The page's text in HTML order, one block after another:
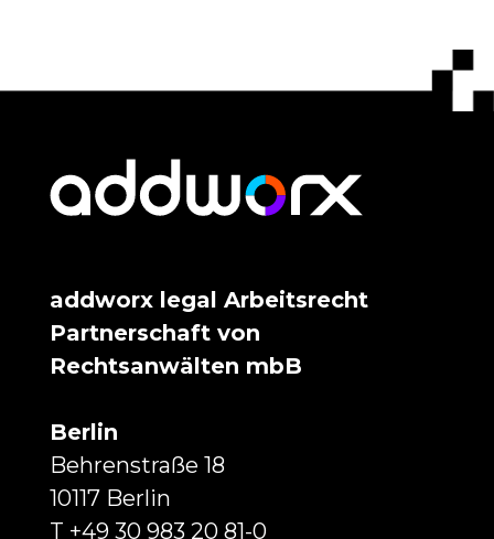
addworx legal Arbeitsrecht
Partnerschaft von
Rechtsanwälten mbB
Berlin
Behrenstraße 18
10117 Berlin
T +49 30 983 20 81-0